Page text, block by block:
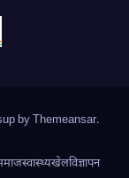
byThemeansar.
स्वास्थ्यखेलविज्ञापन